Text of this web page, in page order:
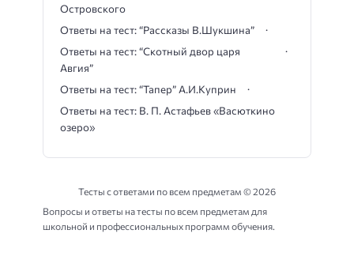
Островского
Ответы на тест: “Рассказы В.Шукшина”
Ответы на тест: “Скотный двор царя
Авгия”
Ответы на тест: “Тапер” А.И.Куприн
Ответы на тест: В. П. Астафьев «Васюткино
озеро»
Тесты с ответами по всем предметам ©2026
Вопросы и ответы на тесты по всем предметам для
школьной и профессиональных программ обучения.